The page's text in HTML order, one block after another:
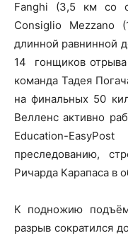
Fanghi (3,5 км со
Consiglio Mezzano
длинной равнинной
14 гонщиков
команда Тадея
на финальных 50
Велленс активно
Education-
преследованию,
Ричарда Карапаса в
К подножию
разрыв сократился